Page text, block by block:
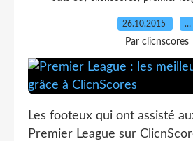
26.10.2015 …
Par clicnscores
Les footeux qui ont assisté
Premier League sur